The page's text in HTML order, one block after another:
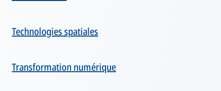
Technologies spatiales
Transformation numérique